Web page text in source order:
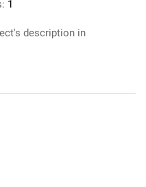
1
description in